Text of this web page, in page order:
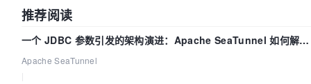
推荐阅读
一个 JDBC 参数引发的架构演进：Apache SeaTunnel 如何解决
数据同步中的“定时 Flush”难题
Apache SeaTunnel